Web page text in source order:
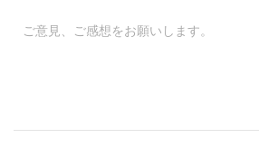
ご意見、ご感想をお願いします。